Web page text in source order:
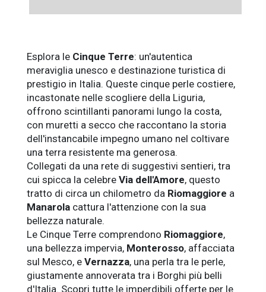
Esplora le Cinque Terre: un'autentica
meraviglia unesco e destinazione turistica di
prestigio in Italia. Queste cinque perle costiere,
incastonate nelle scogliere della Liguria,
offrono scintillanti panorami lungo la costa,
con muretti a secco che raccontano la storia
dell'instancabile impegno umano nel coltivare
una terra resistente ma generosa.
Collegati da una rete di suggestivi sentieri, tra
cui spicca la celebre Via dell'Amore, questo
tratto di circa un chilometro da Riomaggiore a
Manarolacattura l'attenzione con la sua
bellezza naturale.
Le Cinque Terre comprendono Riomaggiore,
una bellezza impervia, Monterosso, affacciata
sul Mesco, e Vernazza, una perla tra le perle,
giustamente annoverata tra i Borghi più belli
d'Italia. Scopri tutte le imperdibili offerte per le